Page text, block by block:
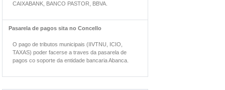
CAIXABANK, BANCO PASTOR, BBVA.
Pasarela de pagos sita no Concello
O pago de tributos municipais (IIVTNU, ICIO,
TAXAS) poder facerse a traves da pasarela de
pagos co soporte da entidade bancaria Abanca.